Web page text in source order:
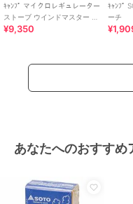
ｷｬﾝﾌﾟ マイクロレギュレーター
ストーブ ウインドマスター ト
ライフレックスセット
¥9,350
ｷｬﾝﾌﾟ
ーチ
あなたへのおすすめ